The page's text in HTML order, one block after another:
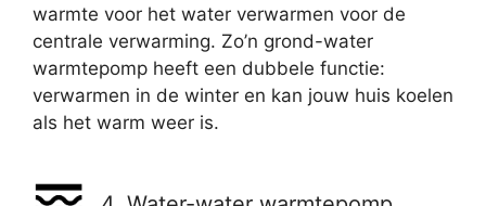
warmte voor het water verwarmen voor de
centrale verwarming. Zo’n grond-water
warmtepomp heeft een dubbele functie:
verwarmen in de winter en kan jouw huis koelen
als het warm weer is.